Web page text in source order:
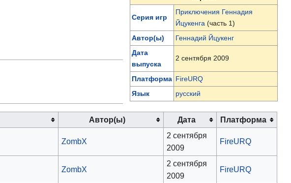
Серия игр
Приключения Геннадия
Йцукенга (часть 1)
Автор(ы)
Геннадий Йцукенг
Дата
выпуска
2 сентября 2009
Платформа FireURQ
Язык
русский
Автор(ы) Дата Платформа
ZombX
2 сентября
2009
FireURQ
ZombX
2 сентября
2009
FireURQ